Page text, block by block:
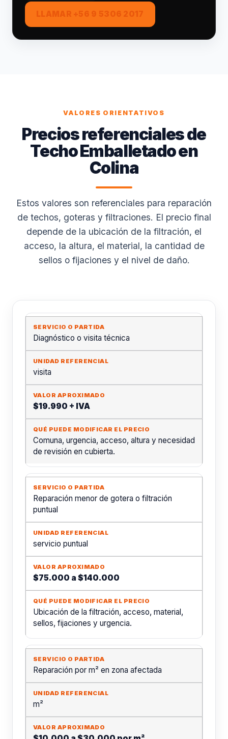
LLAMAR +56 9 5306 2017
VALORES ORIENTATIVOS
Precios referenciales de
Techo Emballetado en
Colina
Estos valores son referenciales para reparación
de techos, goteras y filtraciones. El precio final
depende de la ubicación de la filtración, el
acceso, la altura, el material, la cantidad de
sellos o fijaciones y el nivel de daño.
Diagnóstico o visita técnica
visita
$19.990 + IVA
Comuna, urgencia, acceso, altura y necesidad
de revisión en cubierta.
Reparación menor de gotera o filtración
puntual
servicio puntual
$75.000 a $140.000
Ubicación de la filtración, acceso, material,
sellos, fijaciones y urgencia.
Reparación por m² en zona afectada
m²